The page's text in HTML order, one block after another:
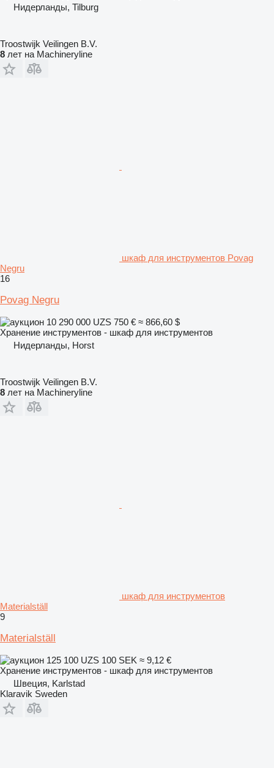
Нидерланды, Tilburg
Troostwijk Veilingen B.V.
8 лет на Machineryline
шкаф для инструментов Povag
Negru
16
Povag Negru
10 290 000 UZS 750 € ≈ 866,60 $
Хранение инструментов - шкаф для инструментов
Нидерланды, Horst
Troostwijk Veilingen B.V.
8 лет на Machineryline
шкаф для инструментов
Materialställ
9
Materialställ
125 100 UZS 100 SEK ≈ 9,12 €
Хранение инструментов - шкаф для инструментов
Швеция, Karlstad
Klaravik Sweden